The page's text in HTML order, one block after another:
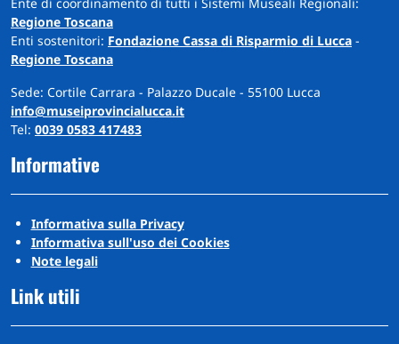
Ente di coordinamento di tutti i Sistemi Museali Regionali:
Regione Toscana
Enti sostenitori: Fondazione Cassa di Risparmio di Lucca -
Regione Toscana
Sede: Cortile Carrara - Palazzo Ducale - 55100 Lucca
info@museiprovincialucca.it
Tel: 0039 0583 417483
Informative
Informativa sulla Privacy
Informativa sull'uso dei Cookies
Note legali
Link utili